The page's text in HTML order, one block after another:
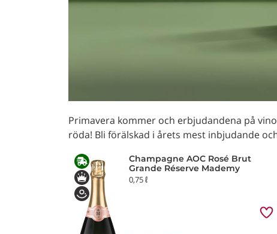
Primavera kommer och erbjudandena på
röda! Bli förälskad i årets mest inbjudande
Champagne AOC Rosé Brut
Grande Réserve Mademy
0,75 ℓ